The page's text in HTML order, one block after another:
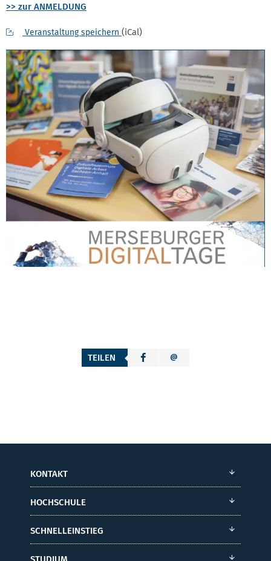
>> zur ANMELDUNG
Veranstaltung speichern (iCal)
TEILEN
KONTAKT
HOCHSCHULE
SCHNELLEINSTIEG